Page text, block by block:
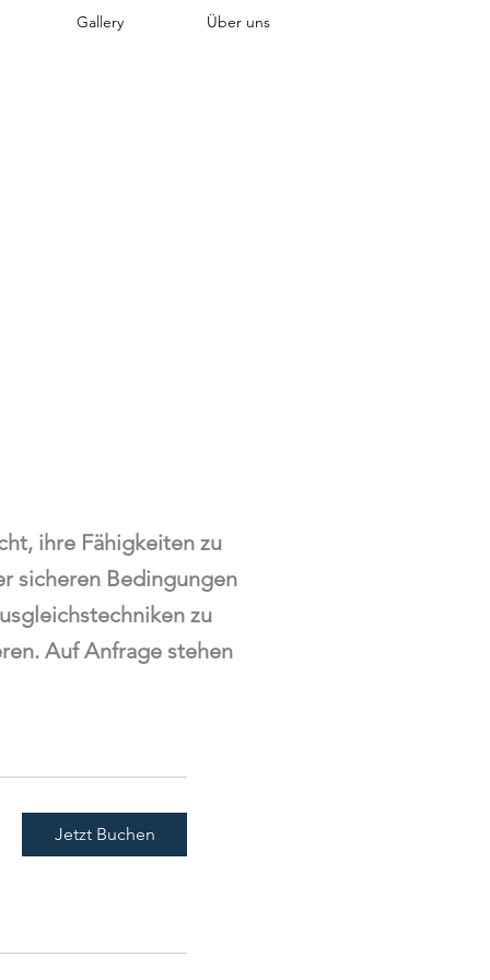
Gallery Über uns
ihre Fähigkeiten zu
sicheren Bedingungen
zu
Auf Anfrage stehen
Jetzt Buchen